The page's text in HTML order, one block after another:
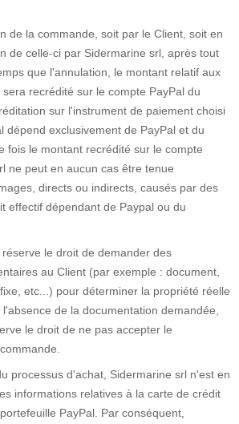
de la commande, soit par le Client, soit en
de celle-ci par Sidermarine srl, après tout
que l'annulation, le montant relatif aux
recrédité sur le compte PayPal du
sur l'instrument de paiement choisi
dépend exclusivement de PayPal et du
fois le montant recrédité sur le compte
ne peut en aucun cas être tenue
directs ou indirects, causés par des
effectif dépendant de Paypal ou du
le droit de demander des
au Client (par exemple : document,
etc...) pour déterminer la propriété réelle
de la documentation demandée,
le droit de ne pas accepter le
processus d'achat, Sidermarine srl n'est en
informations relatives à la carte de crédit
PayPal. Par conséquent,